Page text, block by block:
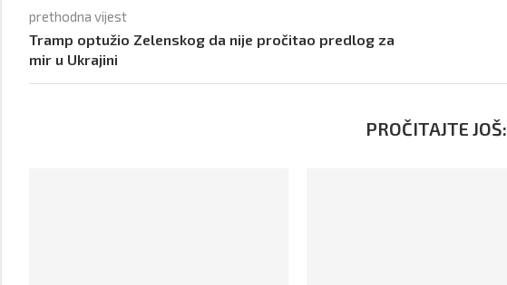
prethodna vijest
Tramp optužio Zelenskog da nije pročitao predlog za
mir u Ukrajini
PROČITAJTE JOŠ: